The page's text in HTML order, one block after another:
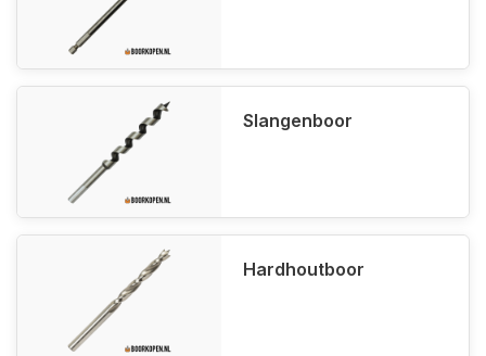
Slangenboor
Hardhoutboor